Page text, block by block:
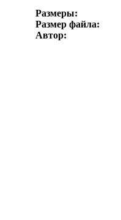
Размеры:
Размер файла:
Автор: